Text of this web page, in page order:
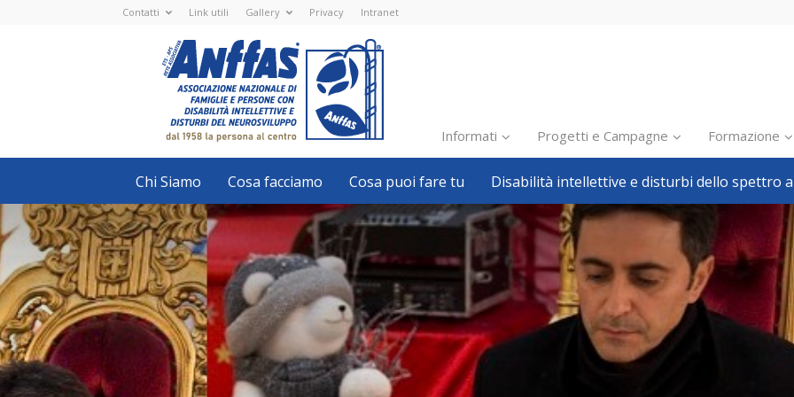
Contatti Link utili Gallery Privacy Intranet
Nazionale
ETS
-
APS
Associazione
Nazionale
di
Famiglie
e
con
disabilità
intellettive
e
disturbi
del
neurosviluppo
Informati
Inclusione scolastica
Inclusione lavorativa
Notizie dalla FISH
Politiche sociali
Sport
Pillole
Formazione
Avvisi, bandi
Progetti e Campagne Formazione
Chi Siamo Cosa facciamo Cosa puoi fare tu Disabilità intellettive e disturbi dello spettro